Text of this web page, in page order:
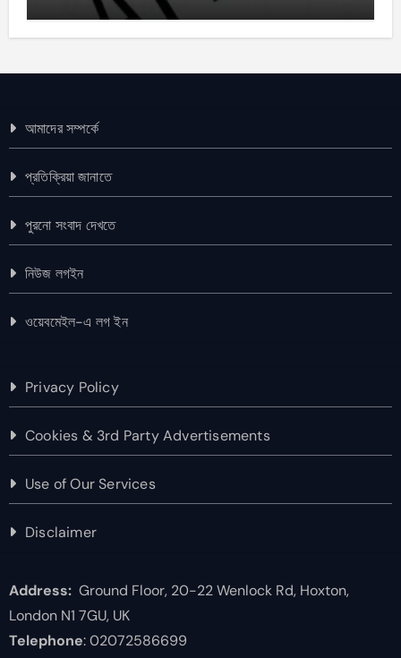
আমাদের সম্পর্কে
প্রতিক্রিয়া জানাতে
পুরনো সংবাদ দেখতে
নিউজ লগইন
ওয়েবমেইল-এ লগ ইন
Privacy Policy
Cookies & 3rd Party Advertisements
Use of Our Services
Disclaimer
Address:Ground Floor, 20-22 Wenlock Rd, Hoxton,
London N1 7GU, UK
Telephone: 02072586699